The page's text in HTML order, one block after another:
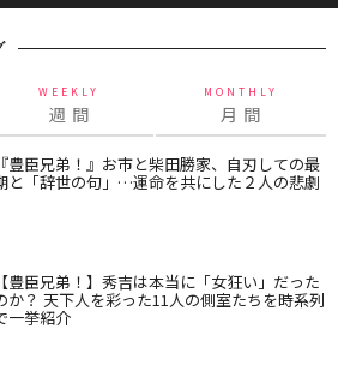
WEEKLY
週 間
MONTHLY
月 間
『豊臣兄弟！』お市と柴田勝家、自刃しての最
と「辞世の句」…運命を共にした２人の悲劇
【豊臣兄弟！】秀吉は本当に「女狂い」だった
か？ 天下人を彩った11人の側室たちを時系列
一挙紹介